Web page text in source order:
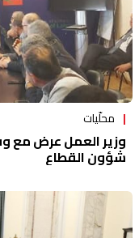
محلّيات
وزير العمل عرض مع
شؤون القطاع